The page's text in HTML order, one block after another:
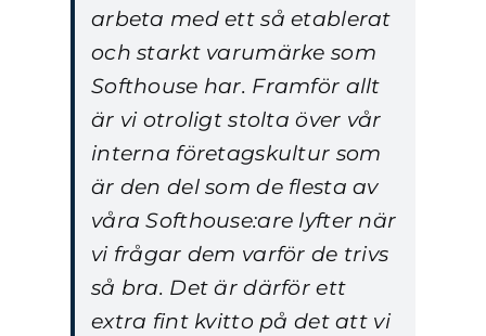
arbeta med ett så etablerat
och starkt varumärke som
Softhouse har. Framför allt
är vi otroligt stolta över vår
interna företagskultur som
är den del som de flesta av
våra Softhouse:are lyfter när
vi frågar dem varför de trivs
så bra. Det är därför ett
extra fint kvitto på det att vi